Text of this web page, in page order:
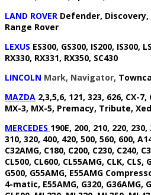
LAND ROVER Defender,
Range Rover
LEXUS ES300, GS300, IS200, IS300,
RX330, RX331, RX350, SC430
LINCOLN Mark, Navigator,
MAZDA 2,3,5,6, 121, 323, 626, CX-
MX-3, MX-5, Premacy, Tribute,
MERCEDES 190E, 200, 210, 220,
310, 320, 400, 420, 500, 560, 600,
C32AMG, C180, C200, C230, C240,
CL500, CL600, CL55AMG, CLK, CLS,
G500, G55AMG, E55AMG
4-matic, E55AMG, G320, G36AMG,